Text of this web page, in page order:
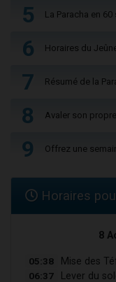
5 La Paracha en
6 Horaires du
7 Résumé de la
8 Avaler son
9 Offrez une
Horaires
8
05:38 Mise des
06:37 Lever du